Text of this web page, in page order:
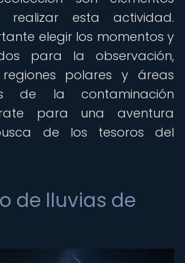
realizar esta actividad.
elegir los momentos y
para la observación,
polares y áreas
de la contaminación
para una aventura
de los tesoros del
de lluvias de